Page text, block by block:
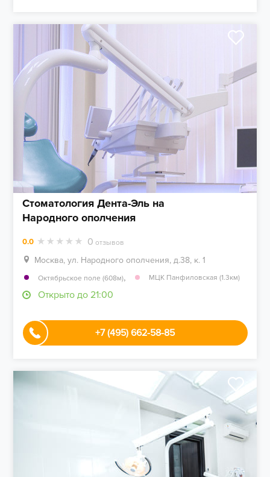
Стоматология Дента-Эль на
Народного ополчения
0.0 0 отзывов
Москва, ул. Народного ополчения, д.38, к. 1
Октябрьское поле (608м), МЦК Панфиловская (1.3км)
Открыто до 21:00
+7 (495) 662-58-85